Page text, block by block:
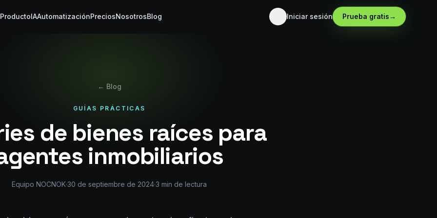
ProductoIAAutomatizaciónPreciosNosotrosBlog Iniciar sesión Prueba gratis→
← Blog
GUÍAS PRÁCTICAS
de bienes raíces para
inmobiliarios
Equipo NOCNOK·30 de septiembre de 2024·3 min de lectura